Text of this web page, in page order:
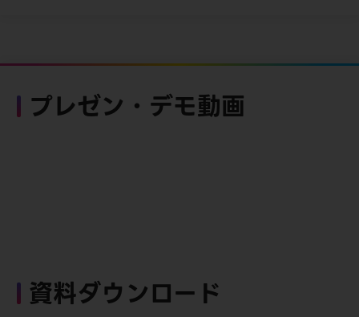
プレゼン・デモ動画
資料ダウンロード